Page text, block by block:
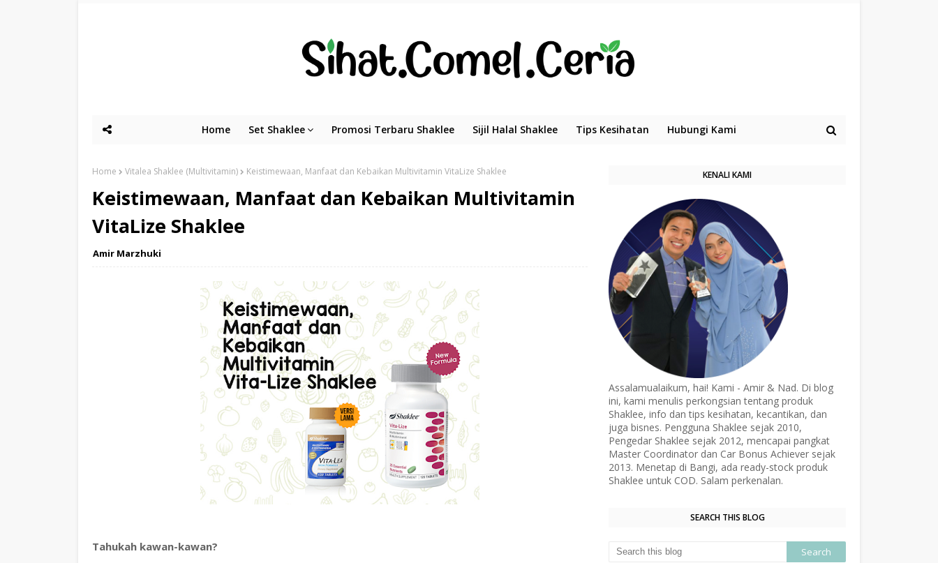
Home Set Shaklee Promosi Terbaru Shaklee Sijil Halal Shaklee Tips Kesihatan Hubungi Kami
Home Vitalea Shaklee (Multivitamin) Keistimewaan, Manfaat dan Kebaikan Multivitamin VitaLize Shaklee
Keistimewaan, Manfaat dan Kebaikan Multivitamin
VitaLize Shaklee
Amir Marzhuki
Tahukah kawan-kawan?
KENALI KAMI
Assalamualaikum, hai! Kami - Amir & Nad. Di blog
ini, kami menulis perkongsian tentang produk
Shaklee, info dan tips kesihatan, kecantikan, dan
juga bisnes. Pengguna Shaklee sejak 2010,
Pengedar Shaklee sejak 2012, mencapai pangkat
Master Coordinator dan Car Bonus Achiever sejak
2013. Menetap di Bangi, ada ready-stock produk
Shaklee untuk COD. Salam perkenalan.
SEARCH THIS BLOG